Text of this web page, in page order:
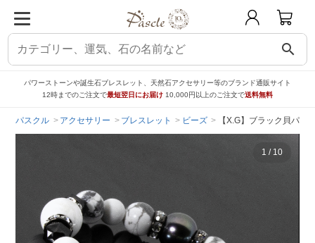
search
パワーストーンや誕生石ブレスレット、天然石アクセサリー等のブランド通販サイト
12時までのご注文で最短翌日にお届け 10,000円以上のご注文で送料無料
パスクル アクセサリー ブレスレット ビーズ 【X.G】ブラック貝パー
1 / 10